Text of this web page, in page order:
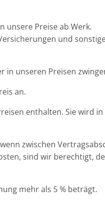
unsere Preise ab Werk.
und
in unseren Preisen
an.
enthalten. Sie wird
zwischen
sind wir berechtigt,
mehr als 5 % beträgt.